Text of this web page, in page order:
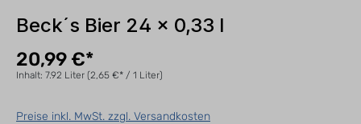
Beck´s Bier 24 x 0,33 l
20,99 €*
Inhalt: 7.92 Liter (2,65 €* / 1 Liter)
Preise inkl. MwSt. zzgl. Versandkosten